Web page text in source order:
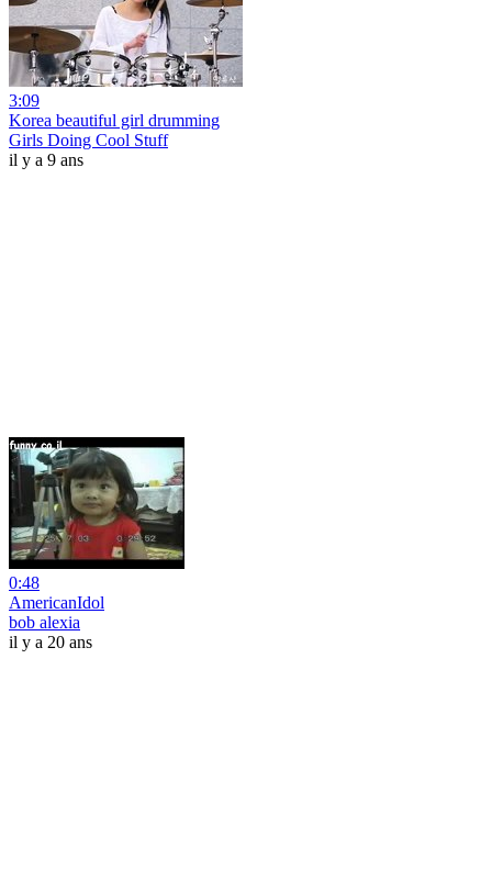
3:09
Korea beautiful girl drumming
Girls Doing Cool Stuff
il y a 9 ans
0:48
AmericanIdol
bob alexia
il y a 20 ans